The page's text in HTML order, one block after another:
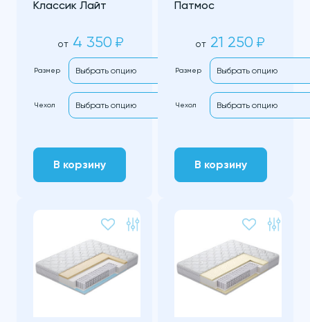
Классик Лайт
от 4 350 ₽
Размер
Чехол
В корзину
Патмос
от 21 250 ₽
Размер
Чехол
В корзину